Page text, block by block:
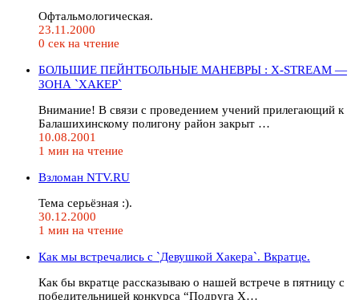
Офтальмологическая.
23.11.2000
0 сек на чтение
БОЛЬШИЕ ПЕЙНТБОЛЬНЫЕ МАНЕВРЫ : X-STREАM —
ЗОНА `ХАКЕР`
Внимание! В связи с проведением учений прилегающий к
Балашихинскому полигону район закрыт …
10.08.2001
1 мин на чтение
Взломан NTV.RU
Тема серьёзная :).
30.12.2000
1 мин на чтение
Как мы встречались с `Девушкой Хакера`. Вкратце.
Как бы вкратце рассказываю о нашей встрече в пятницу с
победительницей конкурса “Подруга Х…